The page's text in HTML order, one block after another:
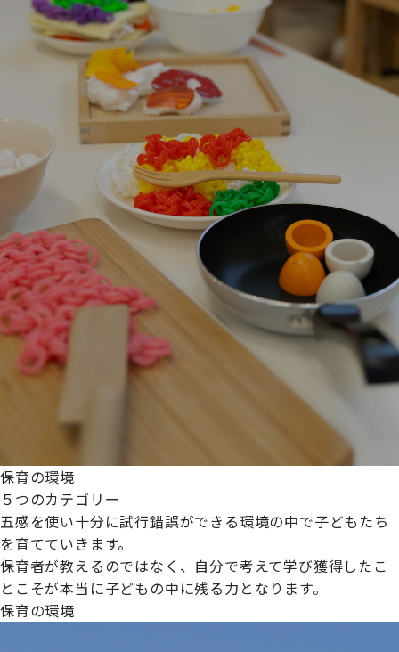
保育の環境
５つのカテゴリー
五感を使い十分に試行錯誤ができる環境の中で子どもたち
を育てていきます。
保育者が教えるのではなく、自分で考えて学び獲得したこ
とこそが本当に子どもの中に残る力となります。
保育の環境